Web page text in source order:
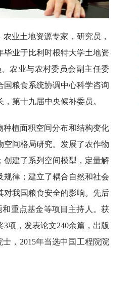
业土地资源专家，研究员，
毕业于比利时根特大学土地资
农业与农村委员会副主任委
国粮食系统协调中心科学咨询
第十九届中央候补委员。
植面积空间分布和结构变化
间格局研究。发展了农作物
创建了系列空间模型，定量解
律；建立了耦合自然和社会
对我国粮食安全的影响。先后
重点基金等项目主持人。获
项，发表论文240余篇，出版
，2015年当选中国工程院院